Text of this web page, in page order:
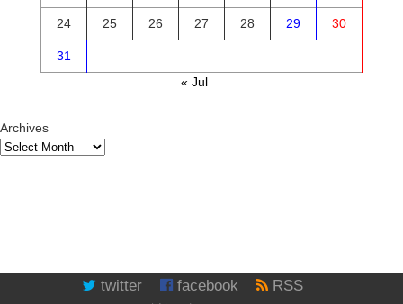
24 25 26 27 28 29 30
31
« Jul
Archives
twitter facebook RSS